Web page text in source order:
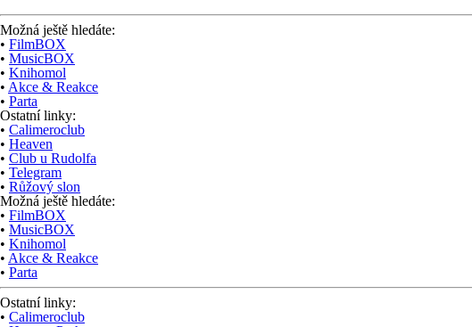
Možná ještě hledáte:
• FilmBOX
• MusicBOX
• Knihomol
• Akce & Reakce
• Parta
Ostatní linky:
• Calimeroclub
• Heaven
• Club u Rudolfa
• Telegram
• Růžový slon
Možná ještě hledáte:
• FilmBOX
• MusicBOX
• Knihomol
• Akce & Reakce
• Parta
Ostatní linky:
• Calimeroclub